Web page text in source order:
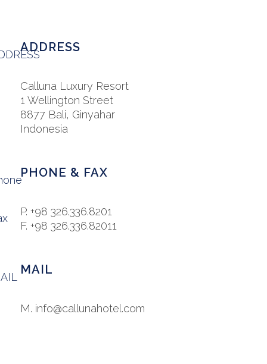
ADDRESS
Calluna Luxury Resort
1 Wellington Street
8877 Bali, Ginyahar
Indonesia
PHONE & FAX
P. +98 326.336.8201
F. +98 326.336.82011
MAIL
M. info@callunahotel.com